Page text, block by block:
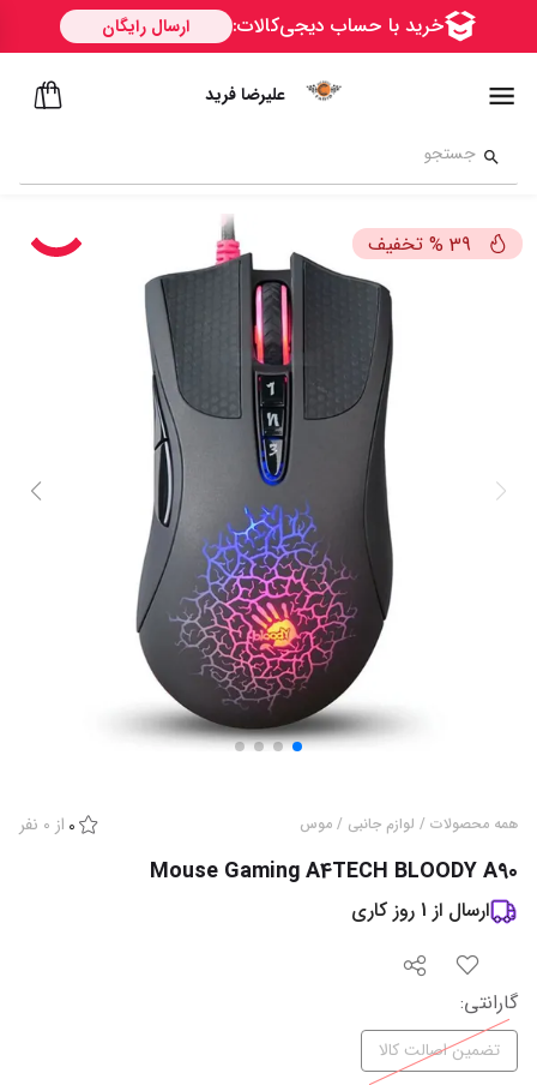
علیرضا فرید
39
% تخفیف
همه محصولات / لوازم جانبی / موس 0 از 0 نفر
Mouse Gaming A4TECH BLOODY A90
ارسال از 1 روز کاری
گارانتی:
تضمین اصالت کالا